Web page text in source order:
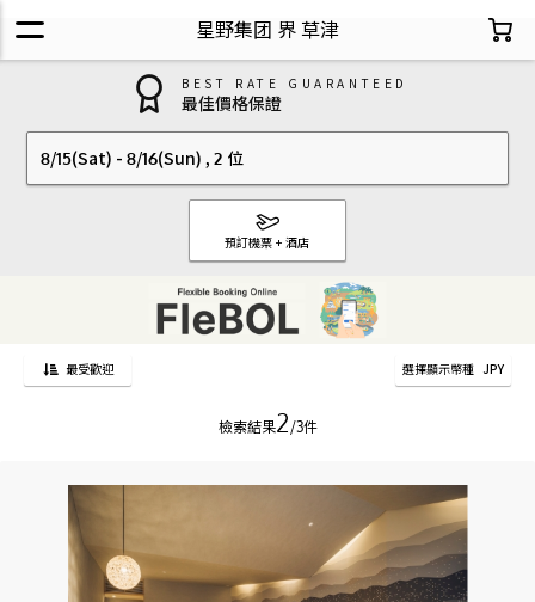
星野集团 界 草津
BEST RATE GUARANTEED
最佳價格保證
8/15(Sat) - 8/16(Sun) , 2 位
預訂機票 + 酒店
最受歡迎 選擇顯示幣種 JPY
檢索結果2 /3件